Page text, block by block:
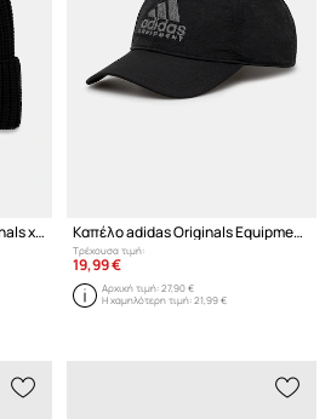
Μάλλινο σκουφί adidas Originals x Willy Chavarria Knit Beanie Καπέλο adidas Originals Equipment Cap
Τρέχουσα τιμή:
19,99 €
Αρχική τιμή:27,90 €
Η χαμηλότερη τιμή:21,99 €